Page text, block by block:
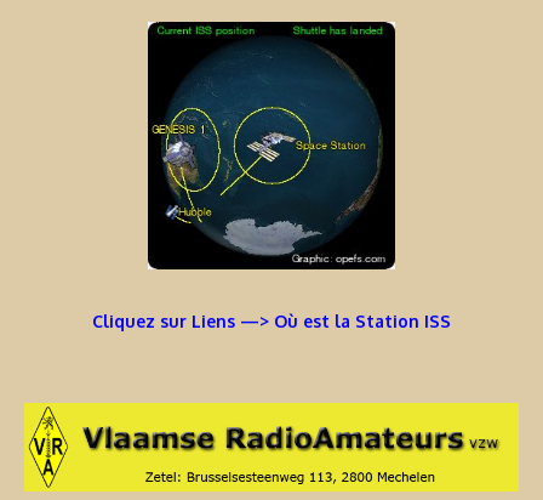
Cliquez sur Liens —> Où est la Station ISS